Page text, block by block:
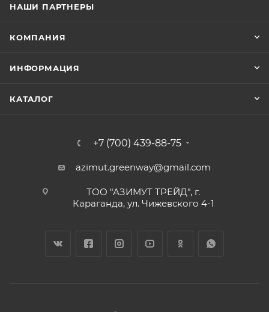
НАШИ ПАРТНЕРЫ
КОМПАНИЯ
ИНФОРМАЦИЯ
КАТАЛОГ
+7 (700) 439-88-75
azimut.greenway@gmail.com
ТОО "АЗИМУТ ТРЕЙД", г.
Караганда, ул. Чижевского 4-1